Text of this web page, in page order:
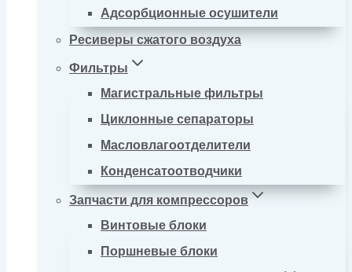
Адсорбционные осушители
Ресиверы сжатого воздуха
Фильтры
Магистральные фильтры
Циклонные сепараторы
Масловлагоотделители
Конденсатоотводчики
Запчасти для компрессоров
Винтовые блоки
Поршневые блоки